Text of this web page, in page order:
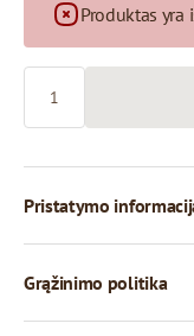
Produktas yra
Pristatymo
Grąžinimo politika